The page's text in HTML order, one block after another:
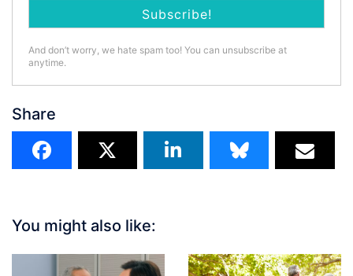
And don’t worry, we hate spam too! You can unsubscribe at
anytime.
Share
You might also like: